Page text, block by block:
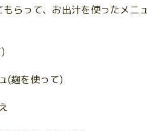
らって、お出汁を使ったメニ
(麹を使って)